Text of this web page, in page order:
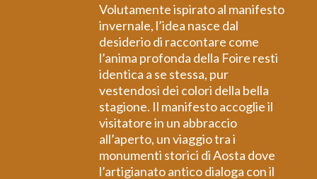
Volutamente ispirato al manifesto
invernale, l’idea nasce dal
desiderio di raccontare come
l’anima profonda della Foire resti
identica a se stessa, pur
vestendosi dei colori della bella
stagione. Il manifesto accoglie il
visitatore in un abbraccio
all’aperto, un viaggio tra i
monumenti storici di Aosta dove
l’artigianato antico dialoga con il